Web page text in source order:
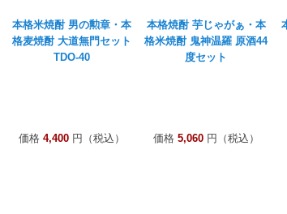
本格米焼酎 男の勲章・本
格麦焼酎 大道無門セット
TDO-40
価格 4,400円（税込）
本格焼酎 芋じゃがぁ・本
格米焼酎 鬼神温羅 原酒44
度セット
価格 5,060円（税込）